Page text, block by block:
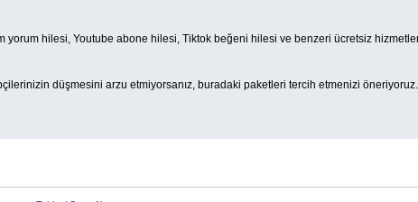
hilesi, Youtube abone hilesi, Tiktok beğeni hilesi ve benzeri ücretsiz
düşmesini arzu etmiyorsanız, buradaki paketleri tercih etmenizi